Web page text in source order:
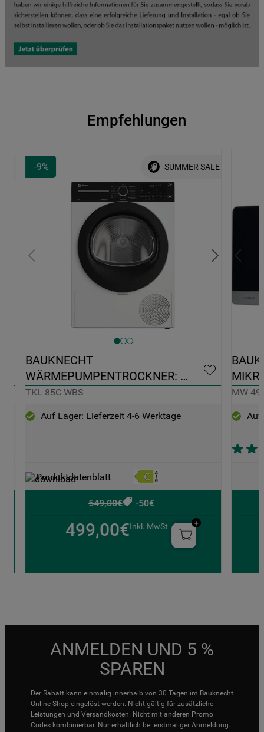
Empfehlungen
-9% SUMMER SALE
BAUKNECHT
WÄRMEPUMPENTROCKNER:
FREISTEHEND, 8,0 KG - TKL 85C WBS
TKL 85C WBS
Auf Lager: Lieferzeit 4-6 Werktage
Produktdatenblatt
549,00€ -50€
499,00€Inkl. MwSt
49 SL
MW 49
Auf
ANMELDEN UND 5 %
SPAREN
Der Rabatt kann einmalig innerhalb von 30 Tagen im Bauknecht
Online-Shop eingelöst werden. Nicht gültig für zusätzliche
Leistungen und Versandkosten. Nicht mit anderen Promo
Codes kombinierbar. Nur erhältlich bei erstmaliger Anmeldung.